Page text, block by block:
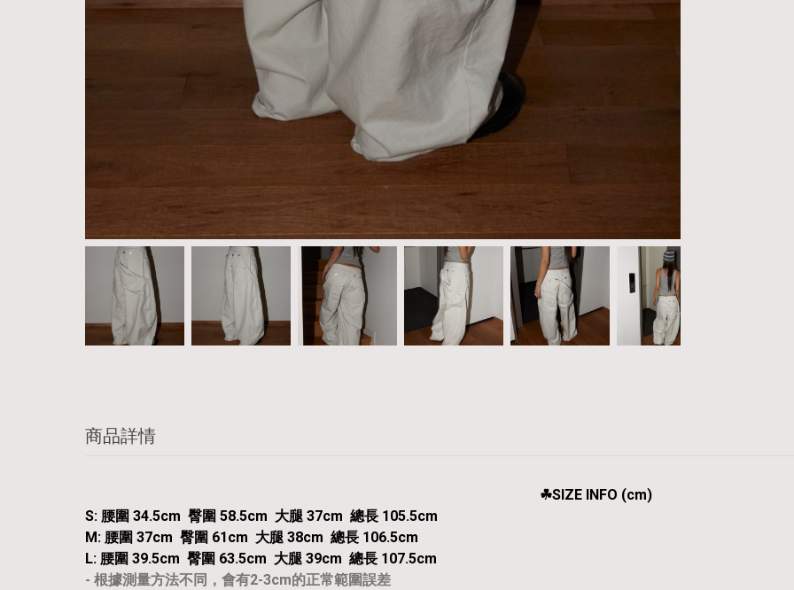
商品詳情
☘︎SIZE INFO (cm)
S: 腰圍 34.5cm 臀圍 58.5cm 大腿 37cm 總長 105.5cm
M: 腰圍 37cm 臀圍 61cm 大腿 38cm 總長 106.5cm
L: 腰圍 39.5cm 臀圍 63.5cm 大腿 39cm 總長 107.5cm
- 根據測量方法不同，會有2-3cm的正常範圍誤差